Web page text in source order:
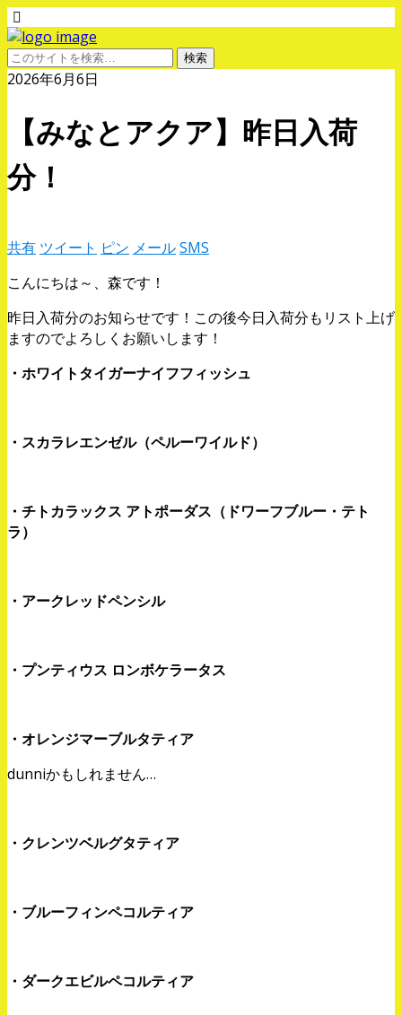
2026年6月6日
【みなとアクア】昨日入荷
分！
共有 ツイート ピン メールSMS
こんにちは～、森です！
昨日入荷分のお知らせです！この後今日入荷分もリスト上げ
ますのでよろしくお願いします！
・ホワイトタイガーナイフフィッシュ
・スカラレエンゼル（ペルーワイルド）
・チトカラックス アトポーダス（ドワーフブルー・テト
ラ）
・アークレッドペンシル
・プンティウス ロンボケラータス
・オレンジマーブルタティア
dunniかもしれません…
・クレンツベルグタティア
・ブルーフィンペコルティア
・ダークエビルペコルティア